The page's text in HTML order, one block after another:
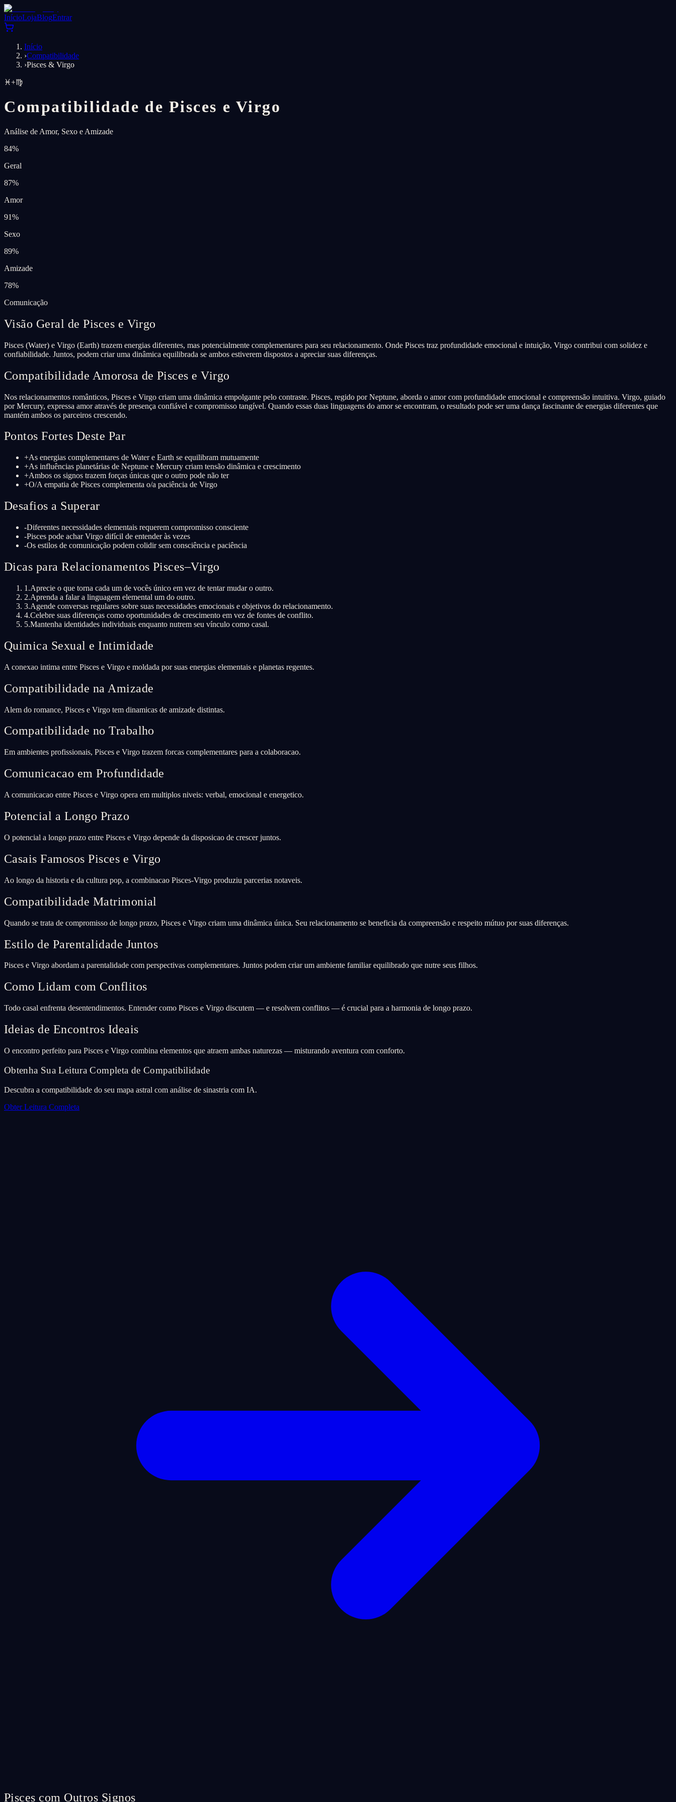
InícioLojaBlogEntrar
Início
›Compatibilidade
›Pisces & Virgo
♓+♍
Compatibilidade de Pisces e Virgo
Análise de Amor, Sexo e Amizade
84%
Geral
87%
Amor
91%
Sexo
89%
Amizade
78%
Comunicação
Visão Geral de Pisces e Virgo
Pisces (Water) e Virgo (Earth) trazem energias diferentes, mas potencialmente complementares para seu relacionamento. Onde Pisces traz profundidade emocional e intuição, Virgo contribui com solidez e
confiabilidade. Juntos, podem criar uma dinâmica equilibrada se ambos estiverem dispostos a apreciar suas diferenças.
Compatibilidade Amorosa de Pisces e Virgo
Nos relacionamentos românticos, Pisces e Virgo criam uma dinâmica empolgante pelo contraste. Pisces, regido por Neptune, aborda o amor com profundidade emocional e compreensão intuitiva. Virgo, guiado
por Mercury, expressa amor através de presença confiável e compromisso tangível. Quando essas duas linguagens do amor se encontram, o resultado pode ser uma dança fascinante de energias diferentes que
mantém ambos os parceiros crescendo.
Pontos Fortes Deste Par
+As energias complementares de Water e Earth se equilibram mutuamente
+As influências planetárias de Neptune e Mercury criam tensão dinâmica e crescimento
+Ambos os signos trazem forças únicas que o outro pode não ter
+O/A empatia de Pisces complementa o/a paciência de Virgo
Desafios a Superar
-Diferentes necessidades elementais requerem compromisso consciente
-Pisces pode achar Virgo difícil de entender às vezes
-Os estilos de comunicação podem colidir sem consciência e paciência
Dicas para Relacionamentos Pisces–Virgo
1 .Aprecie o que torna cada um de vocês único em vez de tentar mudar o outro.
2.Aprenda a falar a linguagem elemental um do outro.
3.Agende conversas regulares sobre suas necessidades emocionais e objetivos do relacionamento.
4.Celebre suas diferenças como oportunidades de crescimento em vez de fontes de conflito.
5.Mantenha identidades individuais enquanto nutrem seu vínculo como casal.
Quimica Sexual e Intimidade
A conexao intima entre Pisces e Virgo e moldada por suas energias elementais e planetas regentes.
Compatibilidade na Amizade
Alem do romance, Pisces e Virgo tem dinamicas de amizade distintas.
Compatibilidade no Trabalho
Em ambientes profissionais, Pisces e Virgo trazem forcas complementares para a colaboracao.
Comunicacao em Profundidade
A comunicacao entre Pisces e Virgo opera em multiplos niveis: verbal, emocional e energetico.
Potencial a Longo Prazo
O potencial a longo prazo entre Pisces e Virgo depende da disposicao de crescer juntos.
Casais Famosos Pisces e Virgo
Ao longo da historia e da cultura pop, a combinacao Pisces-Virgo produziu parcerias notaveis.
Compatibilidade Matrimonial
Quando se trata de compromisso de longo prazo, Pisces e Virgo criam uma dinâmica única. Seu relacionamento se beneficia da compreensão e respeito mútuo por suas diferenças.
Estilo de Parentalidade Juntos
Pisces e Virgo abordam a parentalidade com perspectivas complementares. Juntos podem criar um ambiente familiar equilibrado que nutre seus filhos.
Como Lidam com Conflitos
Todo casal enfrenta desentendimentos. Entender como Pisces e Virgo discutem — e resolvem conflitos — é crucial para a harmonia de longo prazo.
Ideias de Encontros Ideais
O encontro perfeito para Pisces e Virgo combina elementos que atraem ambas naturezas — misturando aventura com conforto.
Obtenha Sua Leitura Completa de Compatibilidade
Descubra a compatibilidade do seu mapa astral com análise de sinastria com IA.
Obter Leitura Completa
Pisces com Outros Signos